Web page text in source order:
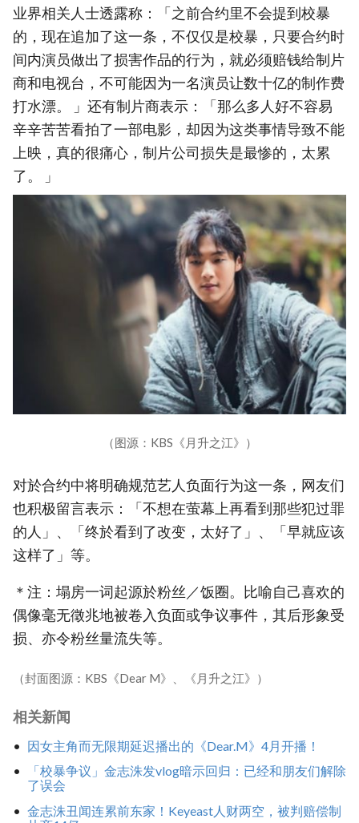
业界相关人士透露称：「之前合约里不会提到校暴
的，现在追加了这一条，不仅仅是校暴，只要合约时
间内演员做出了损害作品的行为，就必须赔钱给制片
商和电视台，不可能因为一名演员让数十亿的制作费
打水漂。 」还有制片商表示：「那么多人好不容易
辛辛苦苦看拍了一部电影，却因为这类事情导致不能
上映，真的很痛心，制片公司损失是最惨的，太累
了。 」
（图源：KBS《月升之江》）
对於合约中将明确规范艺人负面行为这一条，网友们
也积极留言表示：「不想在萤幕上再看到那些犯过罪
的人」、「终於看到了改变，太好了」、「早就应该
这样了」等。
＊注：塌房一词起源於粉丝／饭圈。比喻自己喜欢的
偶像毫无徵兆地被卷入负面或争议事件，其后形象受
损、亦令粉丝量流失等。
（封面图源：KBS《Dear M》、《月升之江》）
相关新闻
因女主角而无限期延迟播出的《Dear.M》4月开播！
「校暴争议」金志洙发vlog暗示回归：已经和朋友们解除
了误会
金志洙丑闻连累前东家！Keyeast人财两空，被判赔偿制